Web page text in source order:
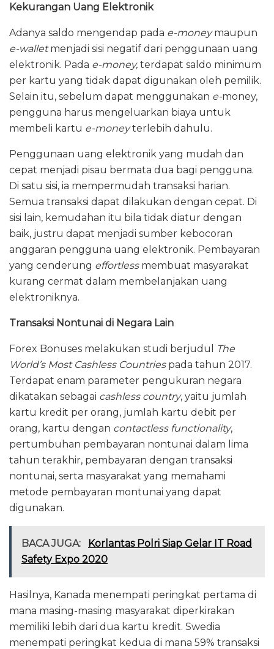
Kekurangan Uang Elektronik
Adanya saldo mengendap pada e-moneymaupun
e-walletmenjadi sisi negatif dari penggunaan uang
elektronik. Pada e-money, terdapat saldo minimum
per kartu yang tidak dapat digunakan oleh pemilik.
Selain itu, sebelum dapat menggunakan e-money,
pengguna harus mengeluarkan biaya untuk
membeli kartu e-moneyterlebih dahulu.
Penggunaan uang elektronik yang mudah dan
cepat menjadi pisau bermata dua bagi pengguna.
Di satu sisi, ia mempermudah transaksi harian.
Semua transaksi dapat dilakukan dengan cepat. Di
sisi lain, kemudahan itu bila tidak diatur dengan
baik, justru dapat menjadi sumber kebocoran
anggaran pengguna uang elektronik. Pembayaran
yang cenderung effortlessmembuat masyarakat
kurang cermat dalam membelanjakan uang
elektroniknya.
Transaksi Nontunai di Negara Lain
Forex Bonuses melakukan studi berjudul
The
World’s Most Cashless Countriespada tahun 2017.
Terdapat enam parameter pengukuran negara
dikatakan sebagai cashless country, yaitu jumlah
kartu kredit per orang, jumlah kartu debit per
orang, kartu dengan contactless functionality,
pertumbuhan pembayaran nontunai dalam lima
tahun terakhir, pembayaran dengan transaksi
nontunai, serta masyarakat yang memahami
metode pembayaran montunai yang dapat
digunakan.
BACA JUGA:
Korlantas Polri Siap Gelar IT Road
Safety Expo 2020
Hasilnya, Kanada menempati peringkat pertama di
mana masing-masing masyarakat diperkirakan
memiliki lebih dari dua kartu kredit. Swedia
menempati peringkat kedua di mana 59% transaksi